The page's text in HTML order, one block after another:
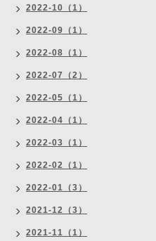
2022-10（1）
2022-09（1）
2022-08（1）
2022-07（2）
2022-05（1）
2022-04（1）
2022-03（1）
2022-02（1）
2022-01（3）
2021-12（3）
2021-11（1）